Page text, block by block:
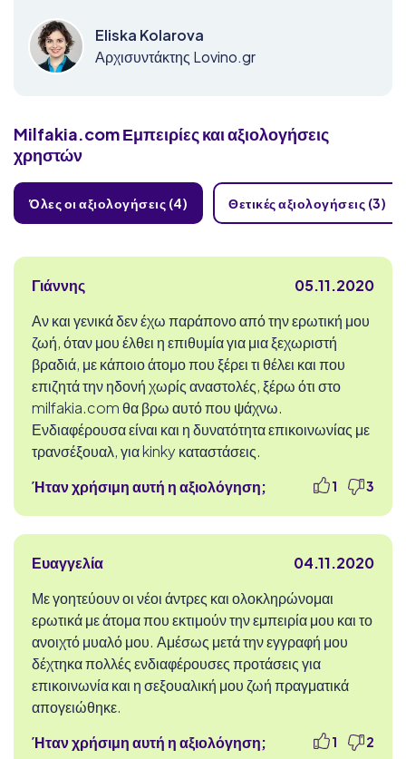
Eliska Kolarova
Αρχισυντάκτης Lovino.gr
Milfakia.comΕμπειρίες και αξιολογήσεις
χρηστών
Όλες οι αξιολογήσεις (4) Θετικές αξιολογήσεις (3)
Γιάννης
05.11.2020
Αν και γενικά δεν έχω παράπονο από την ερωτική μου
ζωή, όταν μου έλθει η επιθυμία για μια ξεχωριστή
βραδιά, με κάποιο άτομο που ξέρει τι θέλει και που
επιζητά την ηδονή χωρίς αναστολές, ξέρω ότι στο
milfakia.com θα βρω αυτό που ψάχνω.
Ενδιαφέρουσα είναι και η δυνατότητα επικοινωνίας με
τρανσέξουαλ, για kinky καταστάσεις.
Ήταν χρήσιμη αυτή η αξιολόγηση;
1 3
Ευαγγελία
04.11.2020
Με γοητεύουν οι νέοι άντρες και ολοκληρώνομαι
ερωτικά με άτομα που εκτιμούν την εμπειρία μου και το
ανοιχτό μυαλό μου. Αμέσως μετά την εγγραφή μου
δέχτηκα πολλές ενδιαφέρουσες προτάσεις για
επικοινωνία και η σεξουαλική μου ζωή πραγματικά
απογειώθηκε.
Ήταν χρήσιμη αυτή η αξιολόγηση;
1 2